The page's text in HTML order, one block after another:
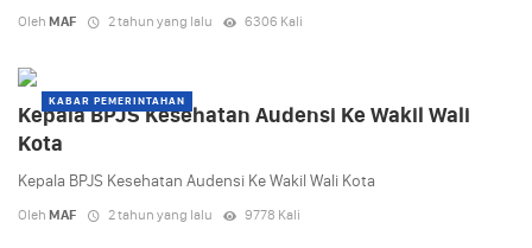
Oleh MAF 2 tahun yang lalu 6306 Kali
KABAR PEMERINTAHAN
Kepala BPJS Kesehatan Audensi Ke Wakil Wali
Kota
Kepala BPJS Kesehatan Audensi Ke Wakil Wali Kota
Oleh MAF 2 tahun yang lalu 9778 Kali